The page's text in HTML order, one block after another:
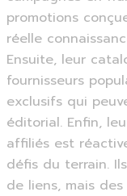
promotions
réelle
Ensuite, leur
fournisseurs
exclusifs qui
éditorial. Enfin,
affiliés est
défis du terrain.
de liens, mais